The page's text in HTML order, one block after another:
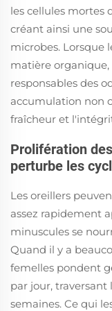
les cellules mortes
créant ainsi une
microbes. Lorsque
matière organique,
responsables des
accumulation non
fraîcheur et
Prolifération
perturbe les
Les oreillers
assez rapidement
minuscules se
Quand il y a
femelles pondent
par jour, traversant
semaines. Ce qui